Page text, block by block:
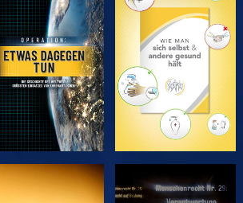
SERIE
ENTDECKEN
SERIE
ENTDECKEN